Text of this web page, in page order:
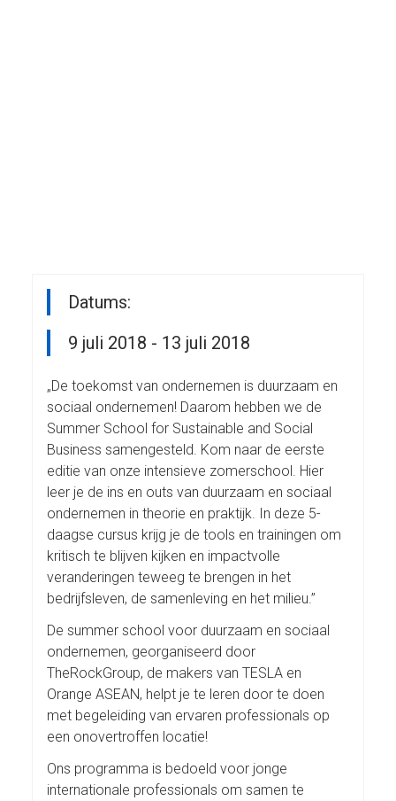
Datums:
9 juli 2018 - 13 juli 2018
„De toekomst van ondernemen is duurzaam en
sociaal ondernemen! Daarom hebben we de
Summer School for Sustainable and Social
Business samengesteld. Kom naar de eerste
editie van onze intensieve zomerschool. Hier
leer je de ins en outs van duurzaam en sociaal
ondernemen in theorie en praktijk. In deze 5-
daagse cursus krijg je de tools en trainingen om
kritisch te blijven kijken en impactvolle
veranderingen teweeg te brengen in het
bedrijfsleven, de samenleving en het milieu.”
De summer school voor duurzaam en sociaal
ondernemen, georganiseerd door
TheRockGroup, de makers van TESLA en
Orange ASEAN, helpt je te leren door te doen
met begeleiding van ervaren professionals op
een onovertroffen locatie!
Ons programma is bedoeld voor jonge
internationale professionals om samen te